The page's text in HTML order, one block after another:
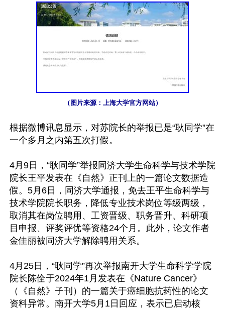
（图片来源：上海大学官方网站）
根据微博讯息显示，对苏院长的举报已是“耿同学”在
一个多月之内第五次打假。
4月9日，“耿同学”举报同济大学生命科学与技术学院
院长王平发表在《自然》正刊上的一篇论文数据造
假。5月6日，同济大学通报，免去王平生命科学与
技术学院院长职务，降低专业技术岗位等级两级，
取消其在岗位聘用、工资晋级、职务晋升、科研项
目申报、评奖评优等资格24个月。此外，论文作者
金佳丽被同济大学解除聘用关系。
4月25日，“耿同学”再次举报南开大学生命科学学院
院长陈佺于2024年1月发表在《Nature Cancer》
（《自然》子刊）的一篇关于癌细胞抗药性的论文
资料异常。南开大学5月1日回应，表示已启动核